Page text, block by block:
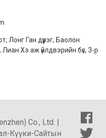
Ган дүүрэг, Баолон
Хэ аж үйлдвэрийн бүс, 3-р
Co., Ltd. |
-Күүки-Сайтын